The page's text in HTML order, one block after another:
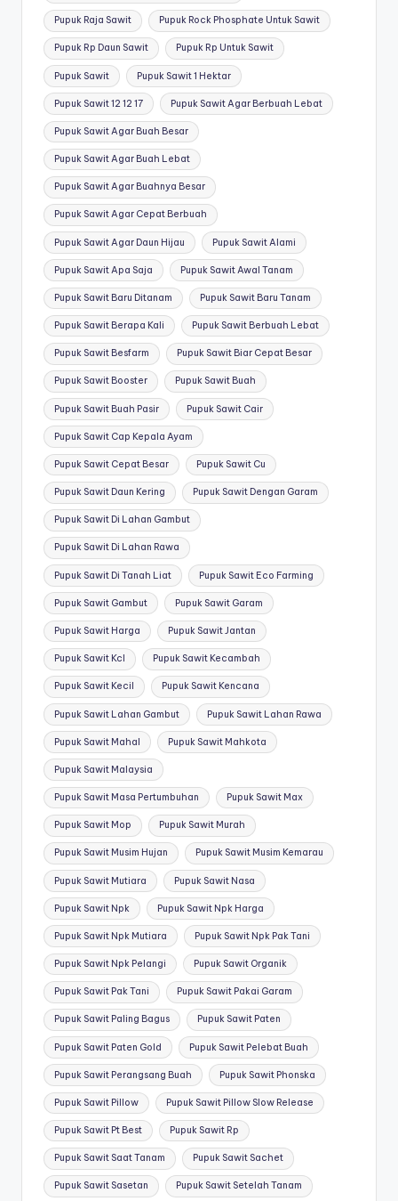
Pupuk Raja Sawit Pupuk Rock Phosphate Untuk Sawit
Pupuk Rp Daun Sawit Pupuk Rp Untuk Sawit
Pupuk Sawit Pupuk Sawit 1 Hektar
Pupuk Sawit 12 12 17 Pupuk Sawit Agar Berbuah Lebat
Pupuk Sawit Agar Buah Besar
Pupuk Sawit Agar Buah Lebat
Pupuk Sawit Agar Buahnya Besar
Pupuk Sawit Agar Cepat Berbuah
Pupuk Sawit Agar Daun Hijau Pupuk Sawit Alami
Pupuk Sawit Apa Saja Pupuk Sawit Awal Tanam
Pupuk Sawit Baru Ditanam Pupuk Sawit Baru Tanam
Pupuk Sawit Berapa Kali Pupuk Sawit Berbuah Lebat
Pupuk Sawit Besfarm Pupuk Sawit Biar Cepat Besar
Pupuk Sawit Booster Pupuk Sawit Buah
Pupuk Sawit Buah Pasir Pupuk Sawit Cair
Pupuk Sawit Cap Kepala Ayam
Pupuk Sawit Cepat Besar Pupuk Sawit Cu
Pupuk Sawit Daun Kering Pupuk Sawit Dengan Garam
Pupuk Sawit Di Lahan Gambut
Pupuk Sawit Di Lahan Rawa
Pupuk Sawit Di Tanah Liat Pupuk Sawit Eco Farming
Pupuk Sawit Gambut Pupuk Sawit Garam
Pupuk Sawit Harga Pupuk Sawit Jantan
Pupuk Sawit Kcl Pupuk Sawit Kecambah
Pupuk Sawit Kecil Pupuk Sawit Kencana
Pupuk Sawit Lahan Gambut Pupuk Sawit Lahan Rawa
Pupuk Sawit Mahal Pupuk Sawit Mahkota
Pupuk Sawit Malaysia
Pupuk Sawit Masa Pertumbuhan Pupuk Sawit Max
Pupuk Sawit Mop Pupuk Sawit Murah
Pupuk Sawit Musim Hujan Pupuk Sawit Musim Kemarau
Pupuk Sawit Mutiara Pupuk Sawit Nasa
Pupuk Sawit Npk Pupuk Sawit Npk Harga
Pupuk Sawit Npk Mutiara Pupuk Sawit Npk Pak Tani
Pupuk Sawit Npk Pelangi Pupuk Sawit Organik
Pupuk Sawit Pak Tani Pupuk Sawit Pakai Garam
Pupuk Sawit Paling Bagus Pupuk Sawit Paten
Pupuk Sawit Paten Gold Pupuk Sawit Pelebat Buah
Pupuk Sawit Perangsang Buah Pupuk Sawit Phonska
Pupuk Sawit Pillow Pupuk Sawit Pillow Slow Release
Pupuk Sawit Pt Best Pupuk Sawit Rp
Pupuk Sawit Saat Tanam Pupuk Sawit Sachet
Pupuk Sawit Sasetan Pupuk Sawit Setelah Tanam